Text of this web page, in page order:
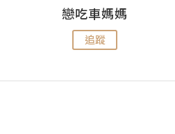
戀吃車媽媽
追蹤